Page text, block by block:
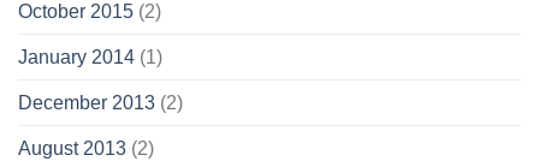
October 2015 (2)
January 2014 (1)
December 2013 (2)
August 2013 (2)